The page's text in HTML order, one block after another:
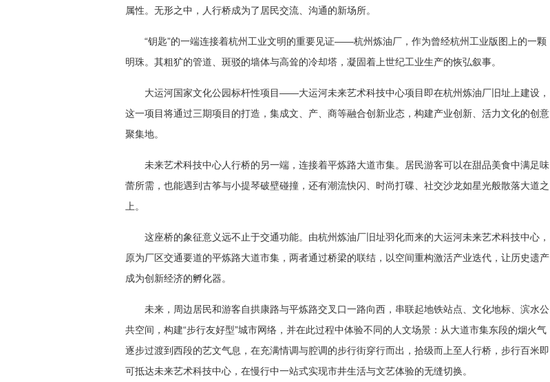
属性。无形之中，人行桥成为了居民交流、沟通的新场所。
“钥匙”的一端连接着杭州工业文明的重要见证——杭州炼油厂，作为曾经杭州工业版图上的一颗
明珠。其粗犷的管道、斑驳的墙体与高耸的冷却塔，凝固着上世纪工业生产的恢弘叙事。
大运河国家文化公园标杆性项目——大运河未来艺术科技中心项目即在杭州炼油厂旧址上建设，
这一项目将通过三期项目的打造，集成文、产、商等融合创新业态，构建产业创新、活力文化的创意
聚集地。
未来艺术科技中心人行桥的另一端，连接着平炼路大道市集。居民游客可以在甜品美食中满足味
蕾所需，也能遇到古筝与小提琴破壁碰撞，还有潮流快闪、时尚打碟、社交沙龙如星光般散落大道之
上。
这座桥的象征意义远不止于交通功能。由杭州炼油厂旧址羽化而来的大运河未来艺术科技中心，
原为厂区交通要道的平炼路大道市集，两者通过桥梁的联结，以空间重构激活产业迭代，让历史遗产
成为创新经济的孵化器。
未来，周边居民和游客自拱康路与平炼路交叉口一路向西，串联起地铁站点、文化地标、滨水公
共空间，构建“步行友好型”城市网络，并在此过程中体验不同的人文场景：从大道市集东段的烟火气
逐步过渡到西段的艺文气息，在充满情调与腔调的步行街穿行而出，拾级而上至人行桥，步行百米即
可抵达未来艺术科技中心，在慢行中一站式实现市井生活与文艺体验的无缝切换。